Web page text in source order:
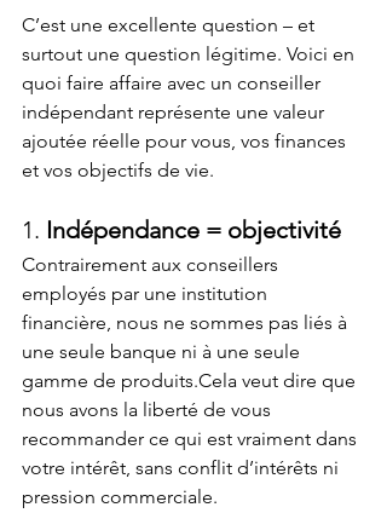
C’est une excellente question – et
surtout une question légitime. Voici en
quoi faire affaire avec un conseiller
indépendant représente une valeur
ajoutée réelle pour vous, vos finances
et vos objectifs de vie.
1. Indépendance = objectivité
Contrairement aux conseillers
employés par une institution
financière, nous ne sommes pas liés à
une seule banque ni à une seule
gamme de produits.Cela veut dire que
nous avons la liberté de vous
recommander ce qui est vraiment dans
votre intérêt, sans conflit d’intérêts ni
pression commerciale.